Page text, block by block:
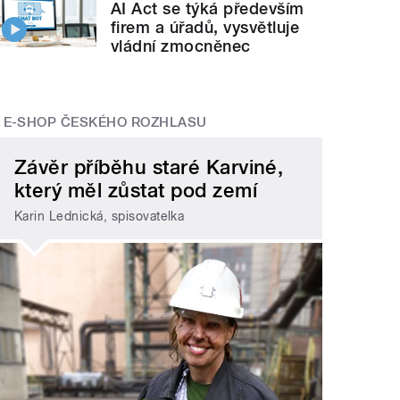
AI Act se týká především
firem a úřadů, vysvětluje
vládní zmocněnec
E-SHOP ČESKÉHO ROZHLASU
Závěr příběhu staré Karviné,
který měl zůstat pod zemí
Karin Lednická, spisovatelka